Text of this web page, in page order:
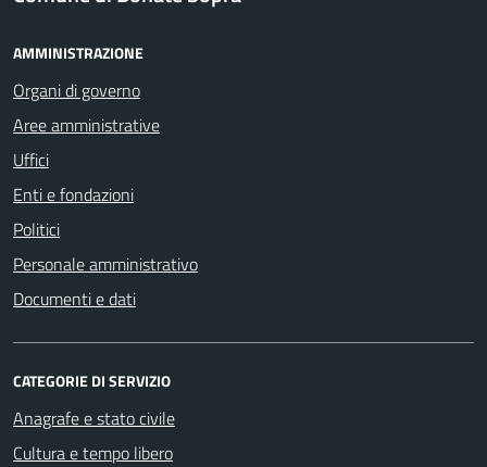
AMMINISTRAZIONE
Organi di governo
Aree amministrative
Uffici
Enti e fondazioni
Politici
Personale amministrativo
Documenti e dati
CATEGORIE DI SERVIZIO
Anagrafe e stato civile
Cultura e tempo libero